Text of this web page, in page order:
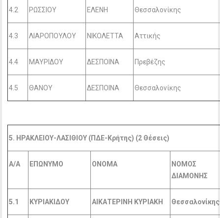
4.2 ΡΩΣΣΙΟΥ ΕΛΕΝΗ Θεσσαλονίκης
4.3 ΛΙΑΡΟΠΟΥΛΟΥ ΝΙΚΟΛΕΤΤΑ Αττικής
4.4 ΜΑΥΡΙΔΟΥ ΔΕΣΠΟΙΝΑ Πρεβέζης
4.5 ΘΑΝΟΥ ΔΕΣΠΟΙΝΑ Θεσσαλονίκης
5. ΗΡΑΚΛΕΙΟΥ-ΛΑΣΙΘΙΟΥ (ΠΔΕ-Κρήτης) (2 Θέσεις)
Α/Α ΕΠΩΝΥΜΟ ΟΝΟΜΑ
ΝΟΜΟΣ
ΔΙΑΜΟΝΗΣ
5.1 ΚΥΡΙΑΚΙΔΟΥ ΑΙΚΑΤΕΡΙΝΗ ΚΥΡΙΑΚΗ Θεσσαλονίκης